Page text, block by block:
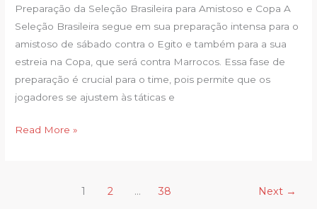
Preparação da Seleção Brasileira para Amistoso e Copa A
Seleção Brasileira segue em sua preparação intensa para o
amistoso de sábado contra o Egito e também para a sua
estreia na Copa, que será contra Marrocos. Essa fase de
preparação é crucial para o time, pois permite que os
jogadores se ajustem às táticas e
testa
5…
Read More »
1 2 … 38 Next →